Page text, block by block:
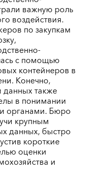
важную роль
воздействия.
по закупкам
с помощью
контейнеров в
Конечно,
также
в понимании
органами. Бюро
крупным
данных, быстро
короткие
оценки
и